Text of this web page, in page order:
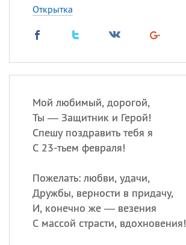
Открытка
Мой любимый, дорогой,
Ты — Защитник и Герой!
Спешу поздравить тебя я
С 23-тьем февраля!
Пожелать: любви, удачи,
Дружбы, верности в придачу,
И, конечно же — везения
С массой страсти, вдохновения!